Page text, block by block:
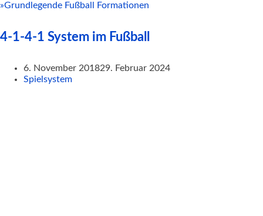
»Grundlegende Fußball Formationen
4-1-4-1 System im Fußball
6. November 201829. Februar 2024
Spielsystem